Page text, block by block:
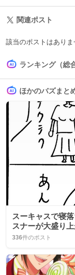
関連ポスト
該当のポストはありま
ランキング（総
ほかのバズまと
スーキャスで寝
スナーが大盛り上
336件のポスト